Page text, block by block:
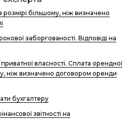
розмірі більшому, ніж визначено
заборгованості. Відповіді на
власності. Сплата орендної
ніж визначено договором оренди
бухгалтеру
звітності на